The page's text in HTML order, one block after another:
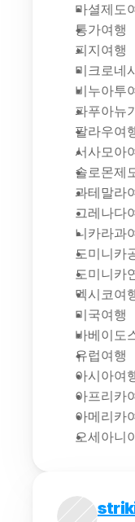
마셜제도
통가여행
피지여행
미크로네
비누아투
파푸아뉴
팔라우여
서사모아
솔로몬제
과테말라
그레나다
니카라과
도미니카
도미니카
멕시코여
미국여행
바베이도
유럽여행
아시아여
아프리카
아메리카
오세아니